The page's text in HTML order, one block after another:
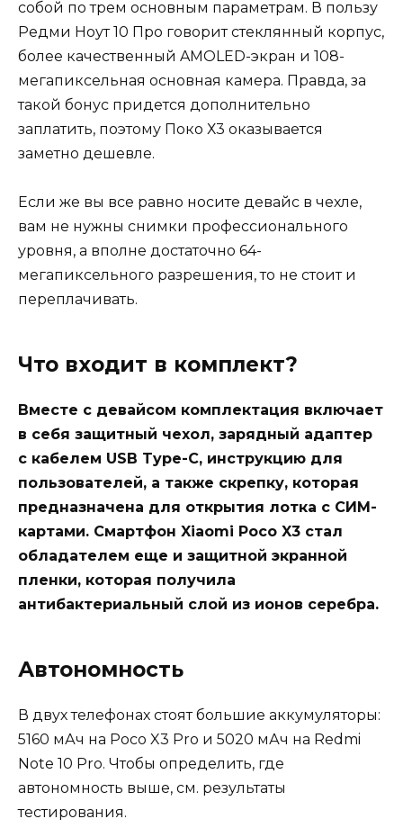
собой по трем основным параметрам. В пользу
Редми Ноут 10 Про говорит стеклянный корпус,
более качественный AMOLED-экран и 108-
мегапиксельная основная камера. Правда, за
такой бонус придется дополнительно
заплатить, поэтому Поко Х3 оказывается
заметно дешевле.
Если же вы все равно носите девайс в чехле,
вам не нужны снимки профессионального
уровня, а вполне достаточно 64-
мегапиксельного разрешения, то не стоит и
переплачивать.
Что входит в комплект?
Вместе с девайсом комплектация включает
в себя защитный чехол, зарядный адаптер
с кабелем USB Type-C, инструкцию для
пользователей, а также скрепку, которая
предназначена для открытия лотка с СИМ-
картами. Смартфон Xiaomi Poco X3 стал
обладателем еще и защитной экранной
пленки, которая получила
антибактериальный слой из ионов серебра.
Автономность
В двух телефонах стоят большие аккумуляторы:
5160 мАч на Poco X3 Pro и 5020 мАч на Redmi
Note 10 Pro. Чтобы определить, где
автономность выше, см. результаты
тестирования.